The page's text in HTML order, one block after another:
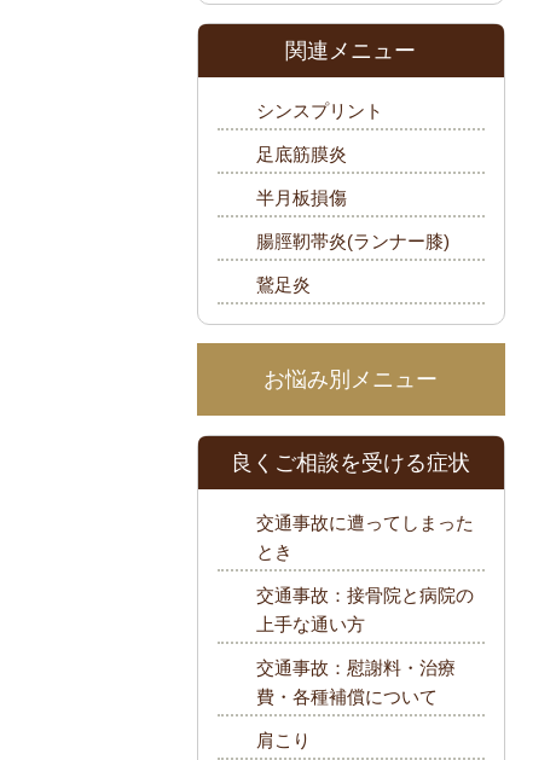
関連メニュー
シンスプリント
足底筋膜炎
半月板損傷
腸脛靭帯炎(ランナー膝)
鵞足炎
お悩み別メニュー
良くご相談を受ける症状
交通事故に遭ってしまった
とき
交通事故：接骨院と病院の
上手な通い方
交通事故：慰謝料・治療
費・各種補償について
肩こり